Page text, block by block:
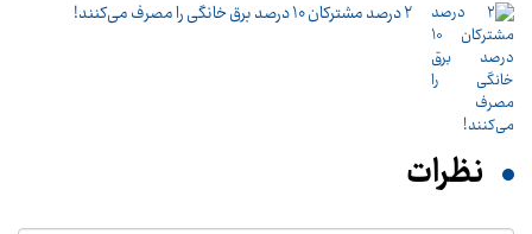
۲ درصد مشترکان ۱۰ درصد برق خانگی را مصرف می‌کنند!
نظرات